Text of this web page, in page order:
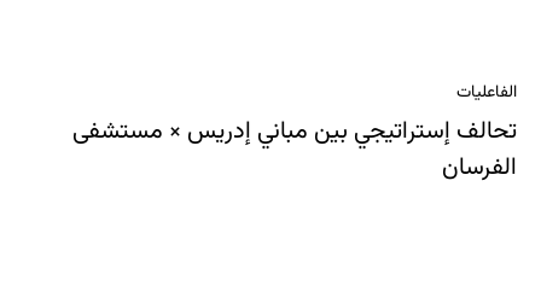
الفاعليات
تحالف إستراتيجي بين مباني إدريس × مستشفى
الفرسان